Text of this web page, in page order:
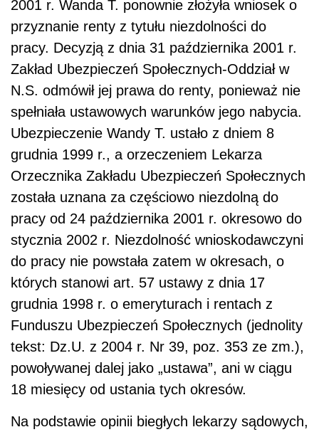
2001 r. Wanda T. ponownie złożyła wniosek o
przyznanie renty z tytułu niezdolności do
pracy. Decyzją z dnia 31 października 2001 r.
Zakład Ubezpieczeń Społecznych-Oddział w
N.S. odmówił jej prawa do renty, ponieważ nie
spełniała ustawowych warunków jego nabycia.
Ubezpieczenie Wandy T. ustało z dniem 8
grudnia 1999 r., a orzeczeniem Lekarza
Orzecznika Zakładu Ubezpieczeń Społecznych
została uznana za częściowo niezdolną do
pracy od 24 października 2001 r. okresowo do
stycznia 2002 r. Niezdolność wnioskodawczyni
do pracy nie powstała zatem w okresach, o
których stanowi art. 57 ustawy z dnia 17
grudnia 1998 r. o emeryturach i rentach z
Funduszu Ubezpieczeń Społecznych (jednolity
tekst: Dz.U. z 2004 r. Nr 39, poz. 353 ze zm.),
powoływanej dalej jako „ustawa”, ani w ciągu
18 miesięcy od ustania tych okresów.
Na podstawie opinii biegłych lekarzy sądowych,